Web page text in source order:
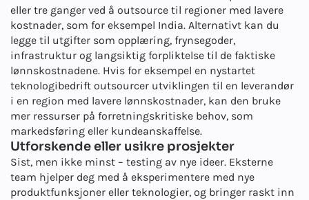
eller tre ganger ved å outsource til regioner med lavere
kostnader, som for eksempel India. Alternativt kan du
legge til utgifter som opplæring, frynsegoder,
infrastruktur og langsiktig forpliktelse til de faktiske
lønnskostnadene. Hvis for eksempel en nystartet
teknologibedrift outsourcer utviklingen til en leverandør
i en region med lavere lønnskostnader, kan den bruke
mer ressurser på forretningskritiske behov, som
markedsføring eller kundeanskaffelse.
Utforskende eller usikre prosjekter
Sist, men ikke minst – testing av nye ideer. Eksterne
team hjelper deg med å eksperimentere med nye
produktfunksjoner eller teknologier, og bringer raskt inn